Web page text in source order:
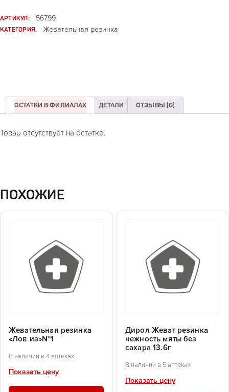
АРТИКУЛ:
56799
КАТЕГОРИЯ:
Жевательная резинка
ОСТАТКИ В ФИЛИАЛАХ ДЕТАЛИ ОТЗЫВЫ (0)
Товар отсутствует на остатке.
ПОХОЖИЕ
Жевательная резинка
«Лов из»№1
В наличии в 4 аптеках
Показать цену
Дирол Жеват резинка
нежность мяты без
сахара 13.6г
В наличии в 5 аптеках
Показать цену